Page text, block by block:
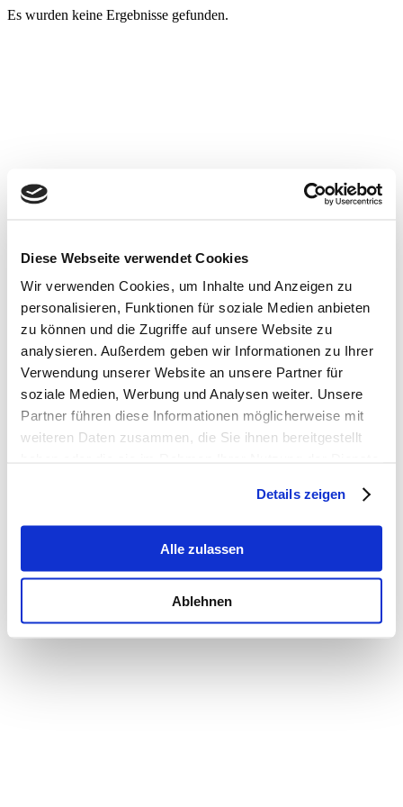
Diese Webseite verwendet Cookies
Wir verwenden Cookies, um Inhalte und Anzeigen zu
personalisieren, Funktionen für soziale Medien anbieten
zu können und die Zugriffe auf unsere Website zu
analysieren. Außerdem geben wir Informationen zu Ihrer
Verwendung unserer Website an unsere Partner für
soziale Medien, Werbung und Analysen weiter. Unsere
Partner führen diese Informationen möglicherweise mit
weiteren Daten zusammen, die Sie ihnen bereitgestellt
Details zeigen
Alle zulassen
Ablehnen
Es wurden keine Ergebnisse gefunden.